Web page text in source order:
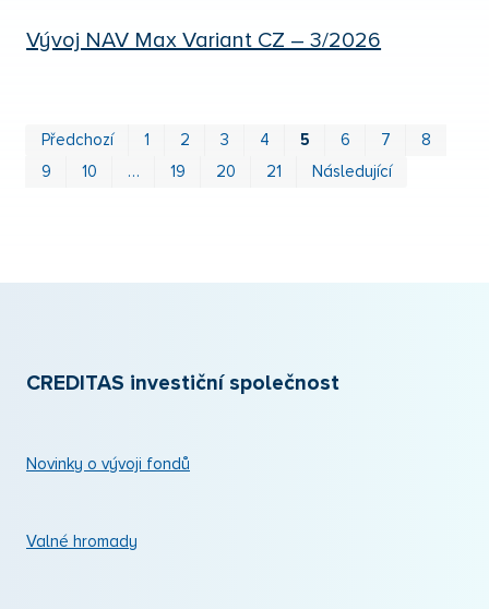
Vývoj NAV Max Variant CZ – 3/2026
Předchozí 1 2 3 4 5 6 7
8
9
10 … 19 20 21 Následující
CREDITAS investiční společnost
Novinky o vývoji fondů
Valné hromady